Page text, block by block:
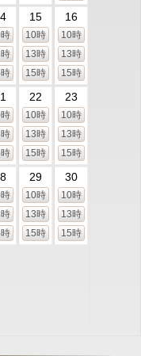
15
10時
13時
15時
16
10時
13時
15時
22
10時
13時
15時
23
10時
13時
15時
29
10時
13時
15時
30
10時
13時
15時